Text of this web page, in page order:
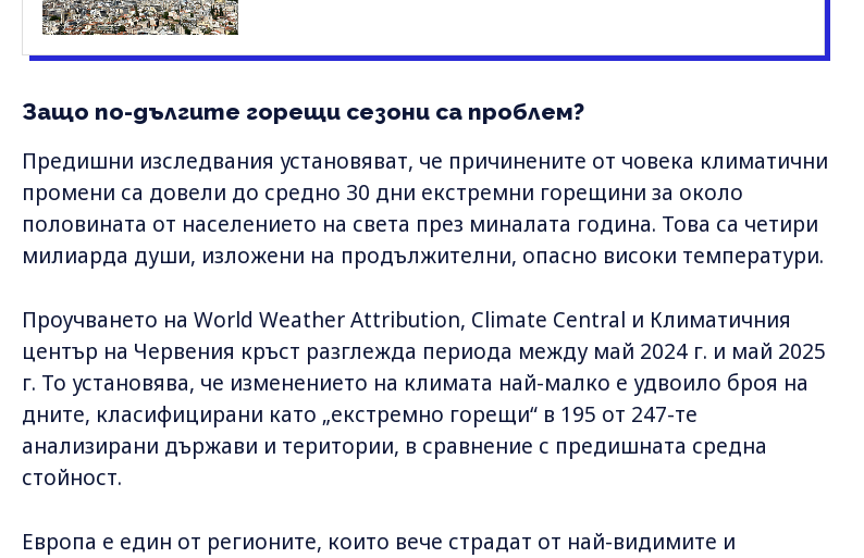
Защо по-дългите горещи сезони са проблем?
Предишни изследвания установяват, че причинените от човека климатични
промени са довели до средно 30 дни екстремни горещини за около
половината от населението на света през миналата година. Това са четири
милиарда души, изложени на продължителни, опасно високи температури.
Проучването на World Weather Attribution, Climate Central и Климатичния
център на Червения кръст разглежда периода между май 2024 г. и май 2025
г. То установява, че изменението на климата най-малко е удвоило броя на
дните, класифицирани като „екстремно горещи“ в 195 от 247-те
анализирани държави и територии, в сравнение с предишната средна
стойност.
Европа е един от регионите, които вече страдат от най-видимите и